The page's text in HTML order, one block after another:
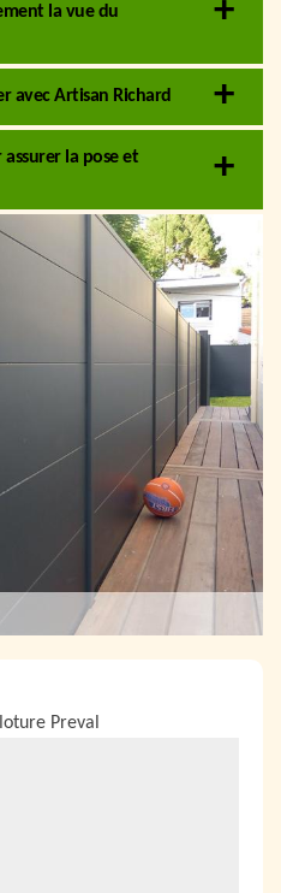
la vue du
avec Artisan Richard
la pose et
Preval